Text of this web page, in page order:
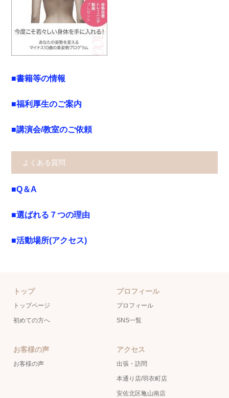
■書籍等の情報
■福利厚生のご案内
■講演会/教室のご依頼
よくある質問
■Q＆A
■選ばれる７つの理由
■活動場所(アクセス)
トップ
トップページ
初めての方へ
プロフィール
プロフィール
SNS一覧
お客様の声
お客様の声
アクセス
出張・訪問
本通り店/羽衣町店
安佐北区亀山南店